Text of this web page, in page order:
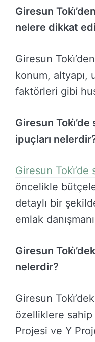
Giresun
nelere dikkat
Giresun
konum, altyapı,
faktörleri gibi
Giresun Toki̇’de
ipuçları
Giresun Toki̇’de
öncelikle
detaylı bir
emlak
Giresun
nelerdir?
Giresun
özelliklere
Projesi ve Y